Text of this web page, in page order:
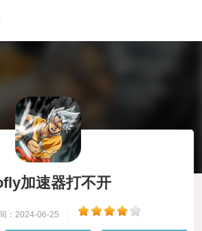
加速器打不开
：2024-06-25